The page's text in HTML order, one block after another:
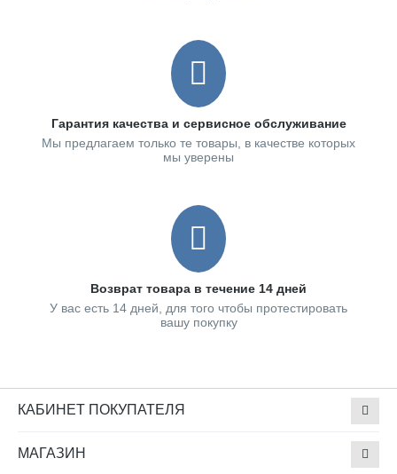
Гарантия качества и сервисное обслуживание
Мы предлагаем только те товары, в качестве которых
мы уверены
Возврат товара в течение 14 дней
У вас есть 14 дней, для того чтобы протестировать
вашу покупку
КАБИНЕТ ПОКУПАТЕЛЯ
МАГАЗИН